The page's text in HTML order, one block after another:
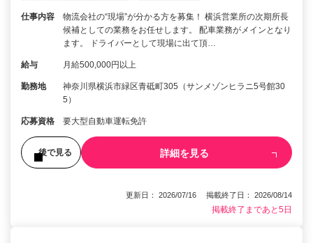
仕事内容
物流会社の“現場”が分かる方を募集！ 横浜営業所の次期所長
候補としての業務をお任せします。 配車業務がメインとなり
ます。 ドライバーとして現場に出て頂…
給与 月給500,000円以上
勤務地
神奈川県横浜市緑区青砥町305（サンメゾンヒラニ5号館30
5）
応募資格 要大型自動車運転免許
後で見る 詳細を見る
更新日： 2026/07/16 掲載終了日： 2026/08/14
掲載終了まであと5日